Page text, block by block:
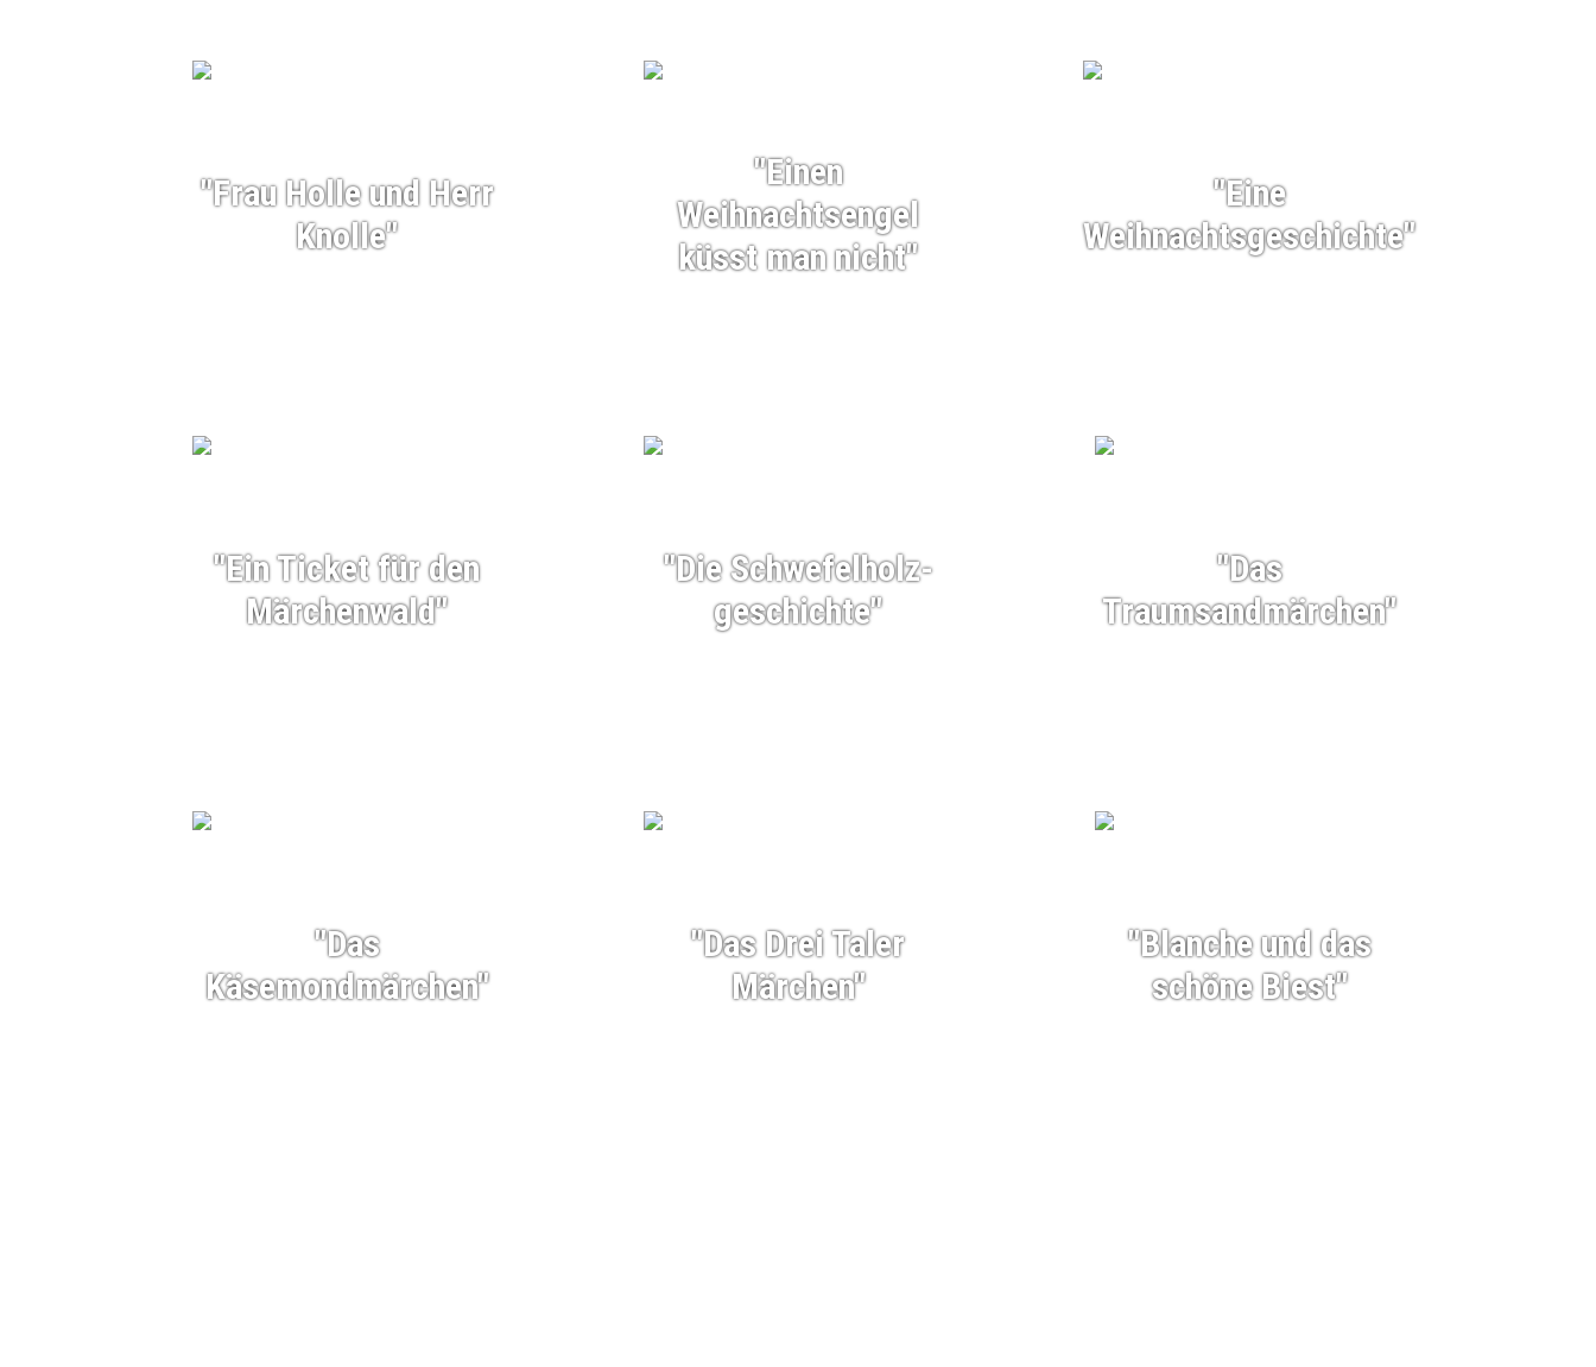
"Frau Holle und Herr
Knolle"
"Einen
Weihnachtsengel
küsst man nicht"
"Eine
Weihnachtsgeschichte"
"Ein Ticket für den
Märchenwald"
"Die Schwefelholz-
geschichte"
"Das
Traumsandmärchen"
"Das
Käsemondmärchen"
"Das Drei Taler
Märchen"
"Blanche und das
schöne Biest"